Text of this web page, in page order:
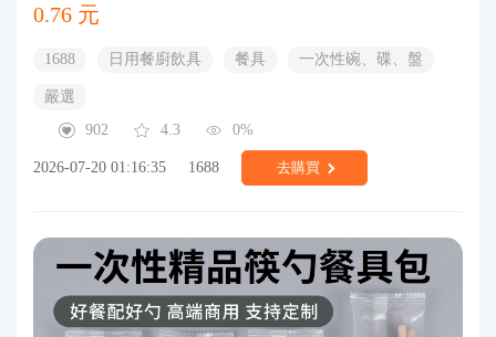
0.76 元
1688 日用餐廚飲具 餐具 一次性碗、碟、盤
嚴選
902
4.3 0%
2026-07-20 01:16:35 1688 去購買